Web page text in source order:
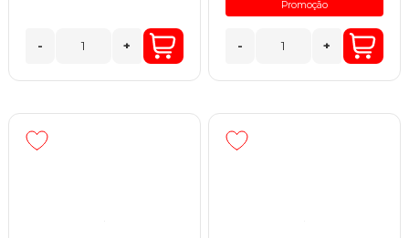
- +
Promoção
- +